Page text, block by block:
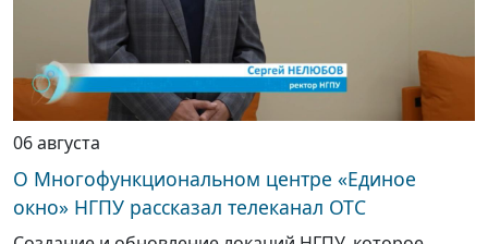
06 августа
О Многофункциональном центре «Единое
окно» НГПУ рассказал телеканал ОТС